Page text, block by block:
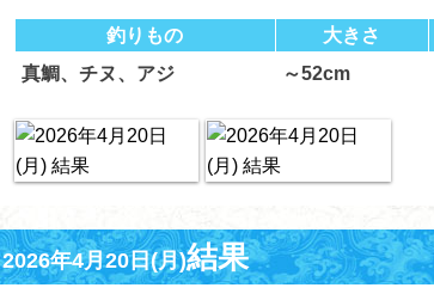
釣りもの 大きさ
真鯛、チヌ、アジ
～52cm
2026年4月20日(月)結果